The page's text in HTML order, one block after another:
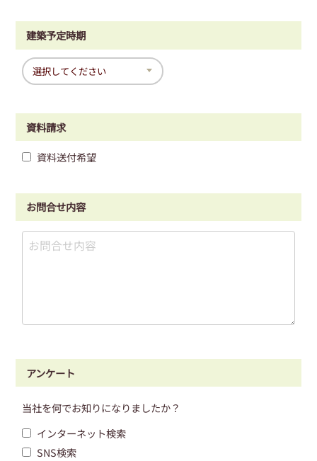
建築予定時期
資料請求
資料送付希望
お問合せ内容
アンケート
当社を何でお知りになりましたか？
インターネット検索
SNS検索